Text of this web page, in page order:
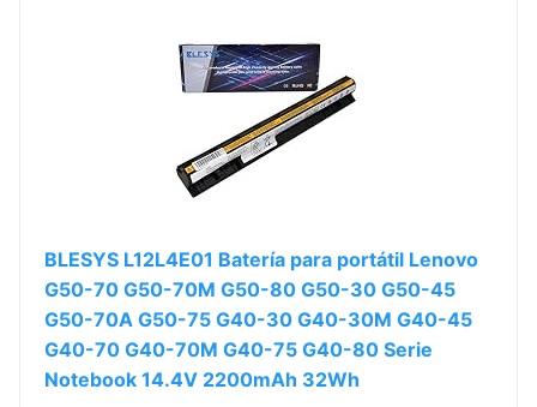
BLESYS L12L4E01 Batería para portátil Lenovo
G50-70 G50-70M G50-80 G50-30 G50-45
G50-70A G50-75 G40-30 G40-30M G40-45
G40-70 G40-70M G40-75 G40-80 Serie
Notebook 14.4V 2200mAh 32Wh